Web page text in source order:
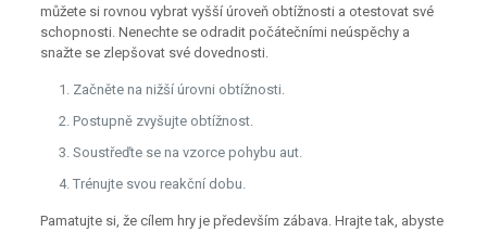
můžete si rovnou vybrat vyšší úroveň obtížnosti a otestovat své
schopnosti. Nenechte se odradit počátečními neúspěchy a
snažte se zlepšovat své dovednosti.
Začněte na nižší úrovni obtížnosti.
Postupně zvyšujte obtížnost.
Soustřeďte se na vzorce pohybu aut.
Trénujte svou reakční dobu.
Pamatujte si, že cílem hry je především zábava. Hrajte tak, abyste